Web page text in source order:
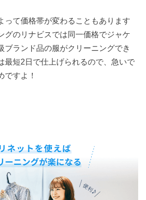
って価格帯が変わることもあります
グのリナビスでは同一価格でジャケ
ブランド品の服がクリーニングでき
最短2日で仕上げられるので、急いで
ですよ！